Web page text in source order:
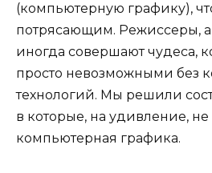
(компьютерную графику),
потрясающим. Режиссеры,
иногда совершают чудеса,
просто невозможными без
технологий. Мы решили
в которые, на удивление, не
компьютерная графика.